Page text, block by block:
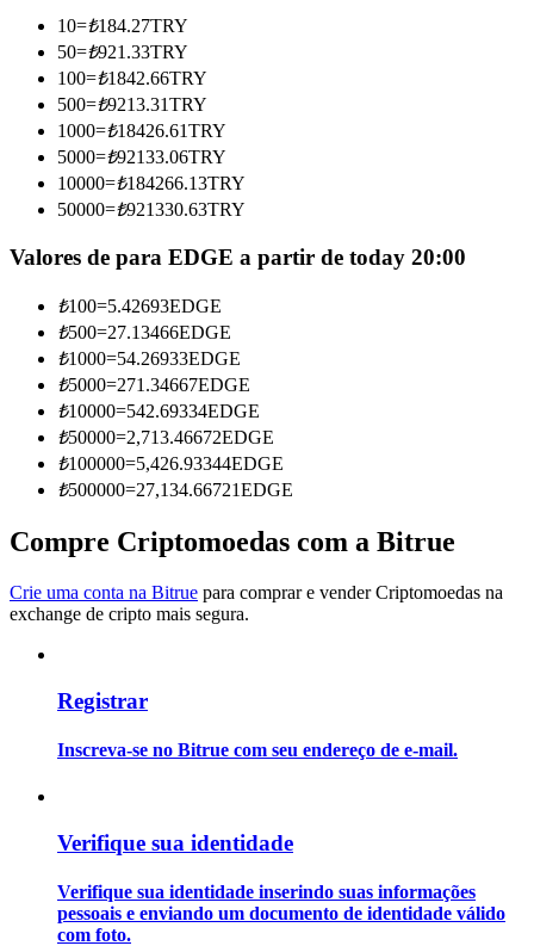
Torne-se um Trader de Cópias
Desfrute da partilha de lucros e comissões de copy trading
Informação
Análise de big data, incluindo informações comerciais, etc.
Estratégias de negociação
10=₺184.27TRY
50=₺921.33TRY
100=₺1842.66TRY
500=₺9213.31TRY
1000=₺18426.61TRY
5000=₺92133.06TRY
10000=₺184266.13TRY
50000=₺921330.63TRY
Valores de para EDGE a partir de today 20:00
₺100=5.42693EDGE
₺500=27.13466EDGE
₺1000=54.26933EDGE
₺5000=271.34667EDGE
₺10000=542.69334EDGE
₺50000=2,713.46672EDGE
₺100000=5,426.93344EDGE
₺500000=27,134.66721EDGE
Compre Criptomoedas com a Bitrue
Crie uma conta na Bitrue para comprar e vender Criptomoedas na
exchange de cripto mais segura.
Registrar
Inscreva-se no Bitrue com seu endereço de e-mail.
Verifique sua identidade
Verifique sua identidade inserindo suas informações
pessoais e enviando um documento de identidade válido
com foto.